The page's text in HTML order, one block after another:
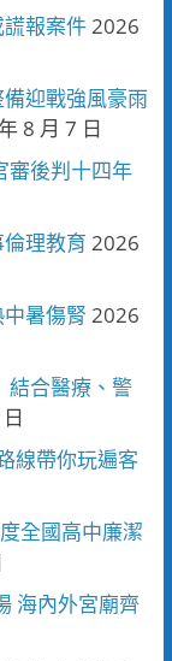
報案件2026
迎戰強風豪雨
8 月 7 日
審後判十四年
理教育 2026
暑傷腎 2026
合醫療、警
線帶你玩遍客
全國高中廉潔
海內外宮廟齊